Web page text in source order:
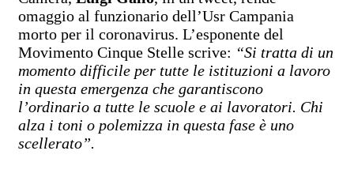
omaggio al funzionario dell’Usr Campania
morto per il coronavirus. L’esponente del
Movimento Cinque Stelle scrive: “Si tratta di un
momento difficile per tutte le istituzioni a lavoro
in questa emergenza che garantiscono
l’ordinario a tutte le scuole e ai lavoratori. Chi
alza i toni o polemizza in questa fase è uno
scellerato”.